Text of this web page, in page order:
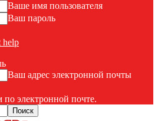
Ваше имя пользователя
Ваш пароль
help
Ваш адрес электронной почты
электронной почте.